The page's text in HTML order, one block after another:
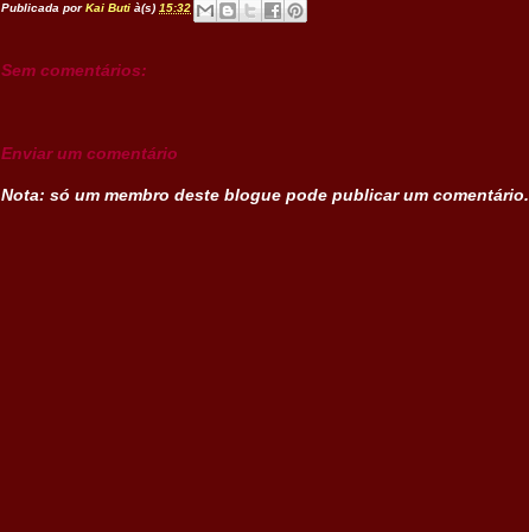
Publicada porKai Buti à(s)15:32
Sem comentários:
Enviar um comentário
Nota: só um membro deste blogue pode publicar um comentário.